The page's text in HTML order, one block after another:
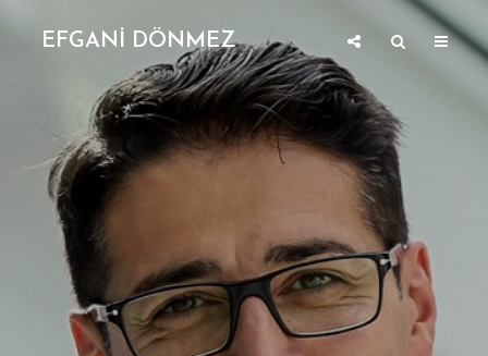
EFGANİ DÖNMEZ